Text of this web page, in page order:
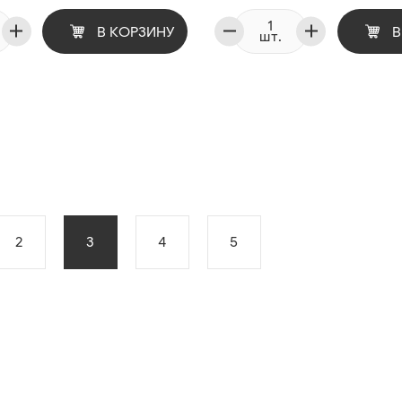
В КОРЗИНУ шт.
2 3 4 5